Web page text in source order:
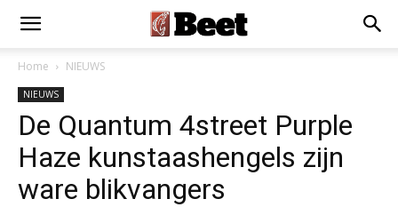
Home NIEUWS
NIEUWS
De Quantum 4street Purple
Haze kunstaashengels zijn
ware blikvangers